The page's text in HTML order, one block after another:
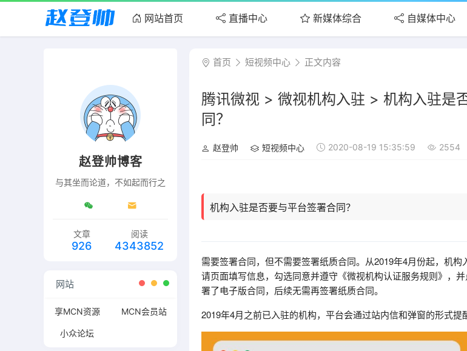
网站首页 直播中心 新媒体综合 自媒体中心
赵登帅博客
与其坐而论道，不如起而行之
文章
926
阅读
4343852
网站
享MCN资源 MCN会员站
小众论坛
首页 短视频中心 正文内容
腾讯微视 > 微视机构入驻 > 机构入驻是
同？
赵登帅 短视频中心 2020-08-19 15:35:59 2554
机构入驻是否要与平台签署合同？
需要签署合同，但不需要签署纸质合同。从2019年4月份起，机
请页面填写信息，勾选同意并遵守《微视机构认证服务规则》，
署了电子版合同，后续无需再签署纸质合同。
2019年4月之前已入驻的机构，平台会通过站内信和弹窗的形式提